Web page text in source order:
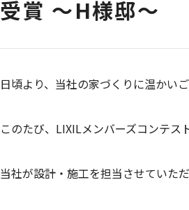
受賞 ～H様邸～
日頃より、当社の家づくりに温かい
このたび、LIXILメンバーズコンテス
当社が設計・施工を担当させていた